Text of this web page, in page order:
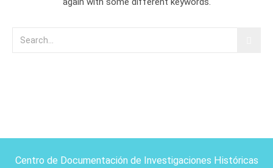
Centro de Documentación de Investigaciones Históricas